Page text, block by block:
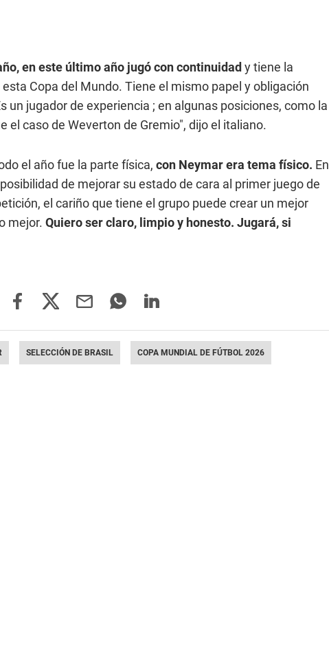
en este último año jugó con continuidad y tiene la
Copa del Mundo. Tiene el mismo papel y obligación
un jugador de experiencia ; en algunas posiciones, como la
caso de Weverton de Gremio", dijo el italiano.
el año fue la parte física, con Neymar era tema físico. En
de mejorar su estado de cara al primer juego de
el cariño que tiene el grupo puede crear un mejor
mejor. Quiero ser claro, limpio y honesto. Jugará, si
SELECCIÓN DE BRASIL COPA MUNDIAL DE FÚTBOL 2026